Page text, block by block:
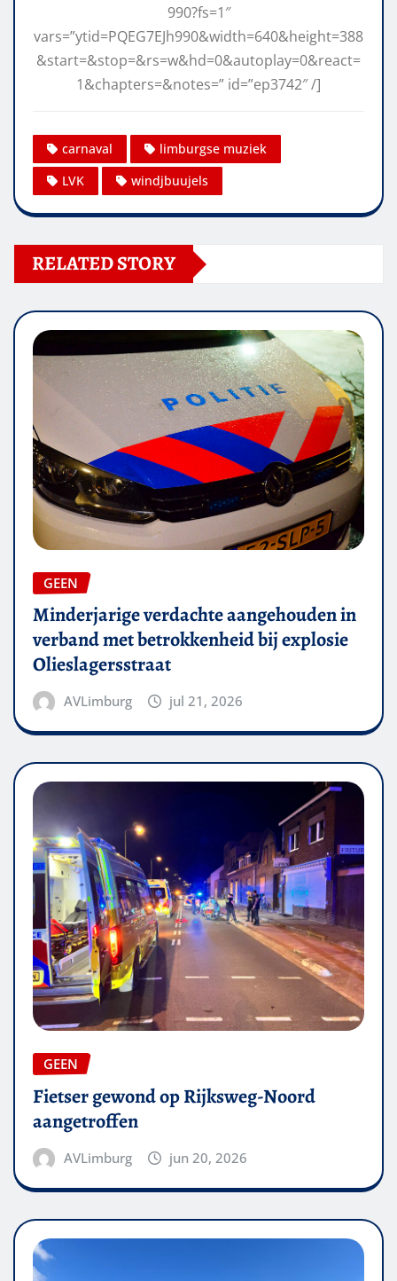
990?fs=1″
vars=”ytid=PQEG7EJh990&width=640&height=388
&start=&stop=&rs=w&hd=0&autoplay=0&react=
1&chapters=&notes=” id=”ep3742″ /]
carnaval
limburgse muziek
LVK
windjbuujels
RELATED STORY
GEEN
Minderjarige verdachte aangehouden in
verband met betrokkenheid bij explosie
Olieslagersstraat
AVLimburg jul 21, 2026
GEEN
Fietser gewond op Rijksweg-Noord
aangetroffen
AVLimburg jun 20, 2026